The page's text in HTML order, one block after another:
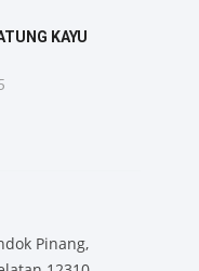
KAYU
Pinang,